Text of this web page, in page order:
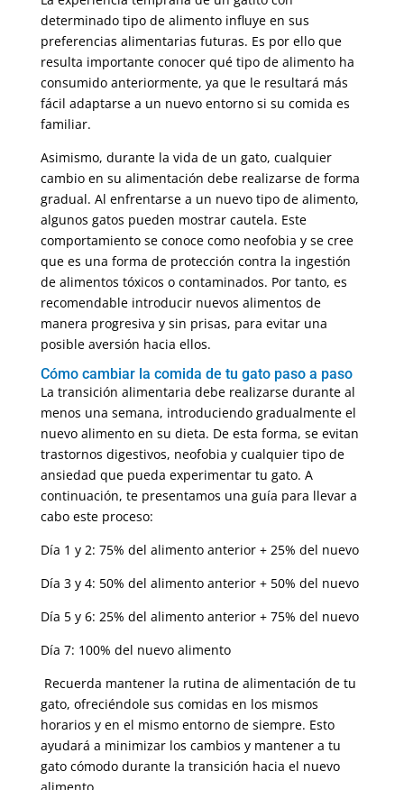
determinado tipo de alimento influye en sus
preferencias alimentarias futuras. Es por ello que
resulta importante conocer qué tipo de alimento ha
consumido anteriormente, ya que le resultará más
fácil adaptarse a un nuevo entorno si su comida es
familiar.
Asimismo, durante la vida de un gato, cualquier
cambio en su alimentación debe realizarse de forma
gradual. Al enfrentarse a un nuevo tipo de alimento,
algunos gatos pueden mostrar cautela. Este
comportamiento se conoce como neofobia y se cree
que es una forma de protección contra la ingestión
de alimentos tóxicos o contaminados. Por tanto, es
recomendable introducir nuevos alimentos de
manera progresiva y sin prisas, para evitar una
posible aversión hacia ellos.
Cómo cambiar la comida de tu gato paso a paso
La transición alimentaria debe realizarse durante al
menos una semana, introduciendo gradualmente el
nuevo alimento en su dieta. De esta forma, se evitan
trastornos digestivos, neofobia y cualquier tipo de
ansiedad que pueda experimentar tu gato. A
continuación, te presentamos una guía para llevar a
cabo este proceso:
Día 1 y 2: 75% del alimento anterior + 25% del nuevo
Día 3 y 4: 50% del alimento anterior + 50% del nuevo
Día 5 y 6: 25% del alimento anterior + 75% del nuevo
Día 7: 100% del nuevo alimento
Recuerda mantener la rutina de alimentación de tu
gato, ofreciéndole sus comidas en los mismos
horarios y en el mismo entorno de siempre. Esto
ayudará a minimizar los cambios y mantener a tu
gato cómodo durante la transición hacia el nuevo